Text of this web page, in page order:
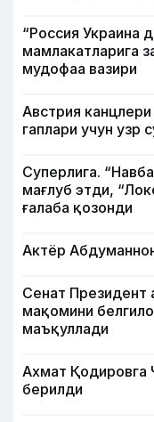
“Россия Украина
мамлакатларига
мудофаа вазири
Австрия
гаплари учун узр
Суперлига.
мағлуб этди,
ғалаба қозонди
Актёр
Сенат Президент
мақомини
маъқуллади
Ахмат Қодировга
берилди